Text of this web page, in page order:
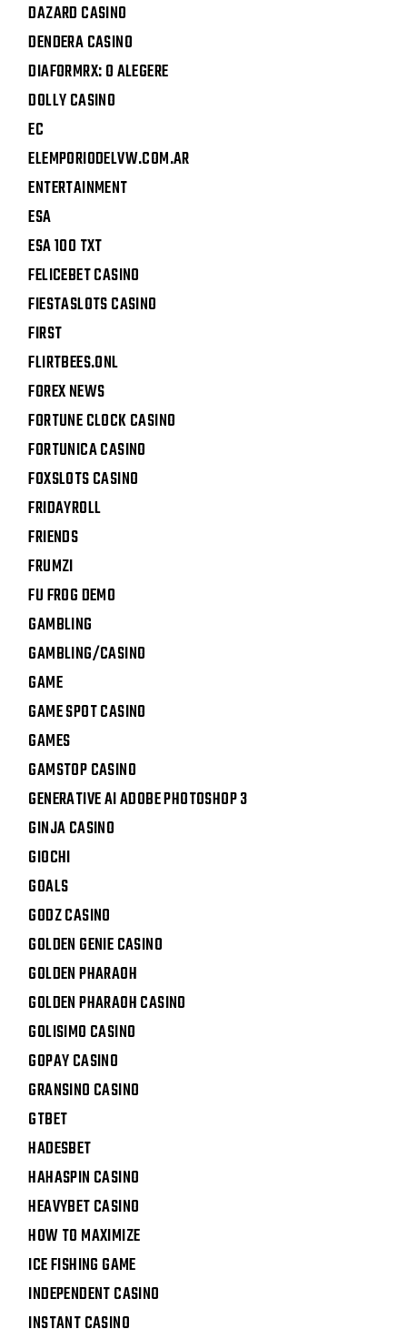
DAZARD CASINO
DENDERA CASINO
DIAFORMRX: O ALEGERE
DOLLY CASINO
EC
ELEMPORIODELVW.COM.AR
ENTERTAINMENT
ESA
ESA 100 TXT
FELICEBET CASINO
FIESTASLOTS CASINO
FIRST
FLIRTBEES.ONL
FOREX NEWS
FORTUNE CLOCK CASINO
FORTUNICA CASINO
FOXSLOTS CASINO
FRIDAYROLL
FRIENDS
FRUMZI
FU FROG DEMO
GAMBLING
GAMBLING/CASINO
GAME
GAME SPOT CASINO
GAMES
GAMSTOP CASINO
GENERATIVE AI ADOBE PHOTOSHOP 3
GINJA CASINO
GIOCHI
GOALS
GODZ CASINO
GOLDEN GENIE CASINO
GOLDEN PHARAOH
GOLDEN PHARAOH CASINO
GOLISIMO CASINO
GOPAY CASINO
GRANSINO CASINO
GTBET
HADESBET
HAHASPIN CASINO
HEAVYBET CASINO
HOW TO MAXIMIZE
ICE FISHING GAME
INDEPENDENT CASINO
INSTANT CASINO